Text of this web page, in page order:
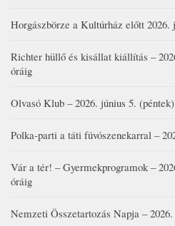
Horgászbörze a Kultúrház előtt 2026.
Richter hüllő és kisállat kiállítás –
óráig
Olvasó Klub – 2026. június 5.
Polka-parti a táti fúvószenekarral –
Vár a tér! – Gyermekprogramok –
óráig
Nemzeti Összetartozás Napja –